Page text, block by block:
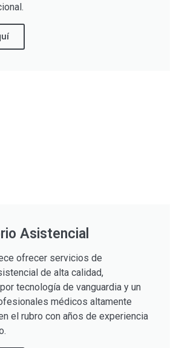
Asistencial
ofrecer servicios de
de alta calidad,
tecnología de vanguardia y un
médicos altamente
el rubro con años de experiencia